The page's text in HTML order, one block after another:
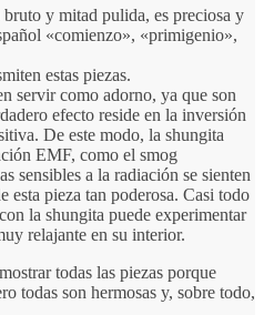
y mitad pulida, es preciosa y
«comienzo», «primigenio»,
estas piezas.
servir como adorno, ya que son
efecto reside en la inversión
De este modo, la shungita
EMF, como el smog
sensibles a la radiación se sienten
esta pieza tan poderosa. Casi todo
la shungita puede experimentar
relajante en su interior.
todas las piezas porque
todas son hermosas y, sobre todo,